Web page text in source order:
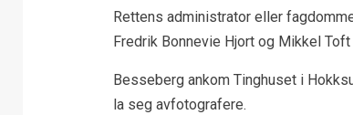
Rettens administrator eller
Fredrik Bonnevie Hjort og Mikkel
Besseberg ankom Tinghuset i
la seg avfotografere.